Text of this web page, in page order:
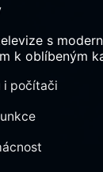
s
k oblíbeným
i počítači